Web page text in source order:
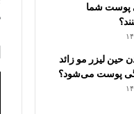
پوست شما
حین لیزر مو زائد
پوست می‌شود؟